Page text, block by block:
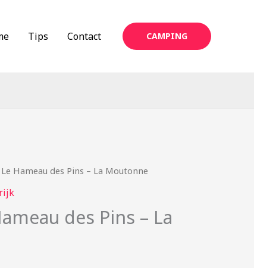
Tips Contact CAMPING
Hameau des Pins – La Moutonne
des Pins – La